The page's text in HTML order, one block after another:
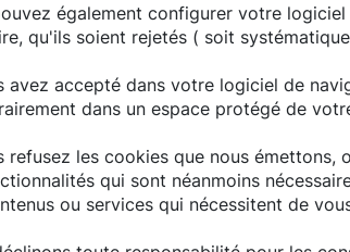
également configurer votre
qu'ils soient rejetés ( soit
avez accepté dans votre logiciel de
dans un espace protégé de
refusez les cookies que nous
qui sont néanmoins
ou services qui nécessitent de